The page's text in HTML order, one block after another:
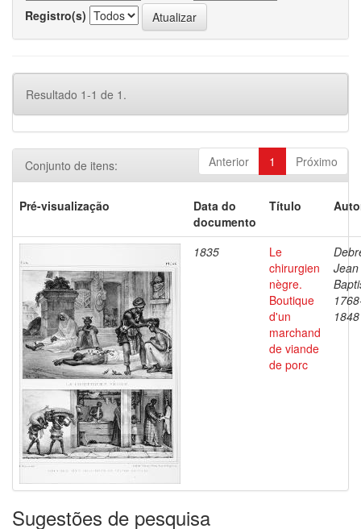
Registro(s)
Resultado 1-1 de 1.
Anterior 1 Próximo
Conjunto de itens:
Pré-visualização
Data do
documento
Título
1835
Le
chirurgien
nègre.
Boutique
d'un
marchand
de viande
de porc
Jean
1848
Sugestões de pesquisa